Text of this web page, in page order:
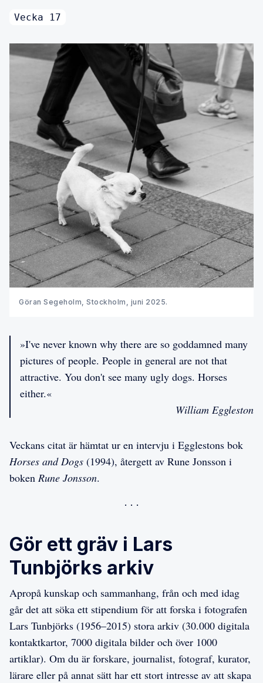
Vecka 17
Göran Segeholm, Stockholm, juni 2025.
»I've never known why there are so goddamned many
pictures of people. People in general are not that
attractive. You don't see many ugly dogs. Horses
either.«
William Eggleston
Veckans citat är hämtat ur en intervju i Egglestons bok
Horses and Dogs (1994), återgett av Rune Jonsson i
boken Rune Jonsson.
Gör ett gräv i Lars
Tunbjörks arkiv
Apropå kunskap och sammanhang, från och med idag
går det att söka ett stipendium för att forska i fotografen
Lars Tunbjörks (1956–2015) stora arkiv (30.000 digitala
kontaktkartor, 7000 digitala bilder och över 1000
artiklar). Om du är forskare, journalist, fotograf, kurator,
lärare eller på annat sätt har ett stort intresse av att skapa